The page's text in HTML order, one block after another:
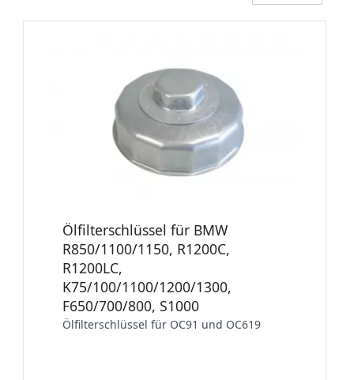
Ölfilterschlüssel für BMW
R850/1100/1150, R1200C,
R1200LC,
K75/100/1100/1200/1300,
F650/700/800, S1000
Ölfilterschlüssel für OC91 und OC619